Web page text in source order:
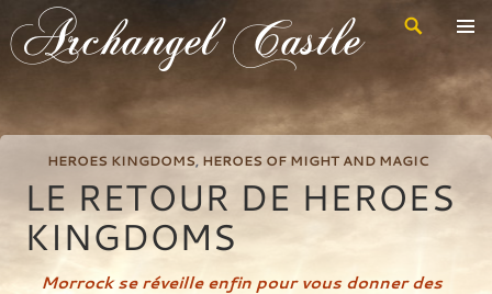
Archangel Castle
Recherche
Aller
contenu
principal
HEROES KINGDOMS, HEROES OF MIGHT AND MAGIC
LE RETOUR DE HEROES
KINGDOMS
Morrock se réveille enfin pour vous donner des